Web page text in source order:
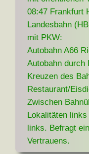
08:47 Frankfurt
Landesbahn
mit PKW:
Autobahn A66
Autobahn durch
Kreuzen des
Restaurant/
Zwischen
Lokalitäten
links. Befragt
Vertrauens.